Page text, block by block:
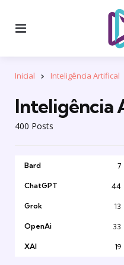
Inicial Inteligência Artifical
400 Posts
Inteligência
Bard 7
ChatGPT 44
Grok 13
OpenAi 33
XAI 19